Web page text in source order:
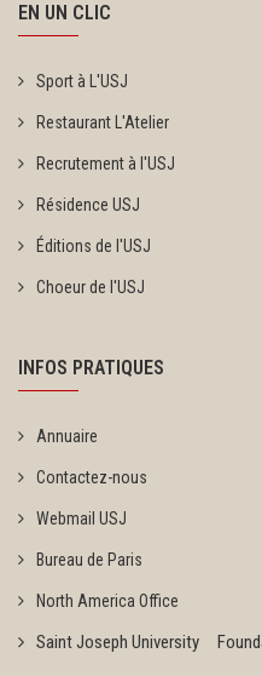
EN UN CLIC
Sport à L'USJ
Restaurant L'Atelier
Recrutement à l'USJ
Résidence USJ
Éditions de l'USJ
Choeur de l'USJ
INFOS PRATIQUES
Annuaire
Contactez-nous
Webmail USJ
Bureau de Paris
North America Office
Saint Joseph University